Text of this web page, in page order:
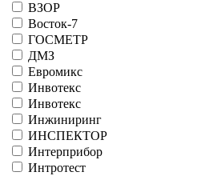
ВЗОР
Восток-7
ГОСМЕТР
ДМЗ
Евромикс
Инвотекс
Инвотекс
Инжиниринг
ИНСПЕКТОР
Интерприбор
Интротест